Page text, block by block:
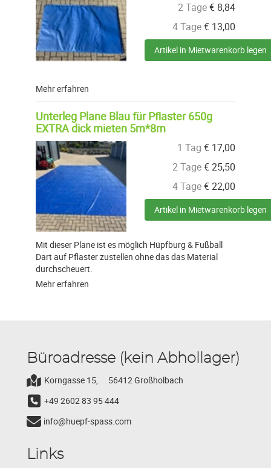
2 Tage€ 8,84
4 Tage€ 13,00
Artikel in Mietwarenkorb legen
Mehr erfahren
Unterleg Plane Blau für Pflaster 650g
EXTRA dick mieten 5m*8m
1 Tag € 17,00
2 Tage€25,50
4 Tage€22,00
Artikel in Mietwarenkorb legen
Mit dieser Plane ist es möglich Hüpfburg & Fußball
Dart auf Pflaster zustellen ohne das das Material
durchscheuert.
Mehr erfahren
Büroadresse (kein Abhollager)
Korngasse 15,
56412 Großholbach
+49 2602 83 95 444
info@huepf-spass.com
Links